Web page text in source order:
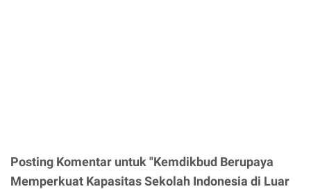
Posting Komentar untuk "Kemdikbud Berupaya
Memperkuat Kapasitas Sekolah Indonesia di Luar